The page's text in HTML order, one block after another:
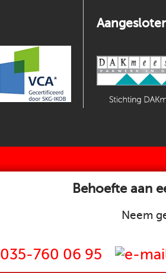
Behoefte aan
Neem
035-760 06 95